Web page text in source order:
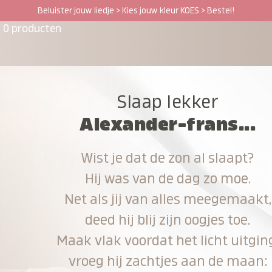
Beluister jouw liedje > Kies jouw kleur KOES > Bestel!
0 producten
Slaap lekker
Alexander-frans...
Wist je dat de zon al slaapt?
Hij was van de dag zo moe.
Net als jij van alles meegemaakt,
deed hij blij zijn oogjes toe.
Maak vlak voordat het licht
vroeg hij zachtjes aan de maan: